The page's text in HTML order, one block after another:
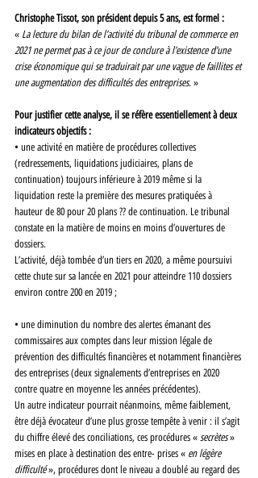
Christophe Tissot, son président depuis 5 ans, est formel :
« La lecture du bilan de l’activité du tribunal de commerce en
2021 ne permet pas à ce jour de conclure à l’existence d’une
crise économique qui se traduirait par une vague de faillites et
une augmentation des difficultés des entreprises. »
Pour justifier cette analyse, il se réfère essentiellement à deux
indicateurs objectifs :
• une activité en matière de procédures collectives
(redressements, liquidations judiciaires, plans de
continuation) toujours inférieure à 2019 même si la
liquidation reste la première des mesures pratiquées à
hauteur de 80 pour 20 plans ?? de continuation. Le tribunal
constate en la matière de moins en moins d’ouvertures de
dossiers.
L’activité, déjà tombée d’un tiers en 2020, a même poursuivi
cette chute sur sa lancée en 2021 pour atteindre 110 dossiers
environ contre 200 en 2019 ;
• une diminution du nombre des alertes émanant des
commissaires aux comptes dans leur mission légale de
prévention des difficultés financières et notamment financières
des entreprises (deux signalements d’entreprises en 2020
contre quatre en moyenne les années précédentes).
Un autre indicateur pourrait néanmoins, même faiblement,
être déjà évocateur d’une plus grosse tempête à venir : il s’agit
du chiffre élevé des conciliations, ces procédures « secrètes »
mises en place à destination des entre- prises « en légère
difficulté », procédures dont le niveau a doublé au regard des